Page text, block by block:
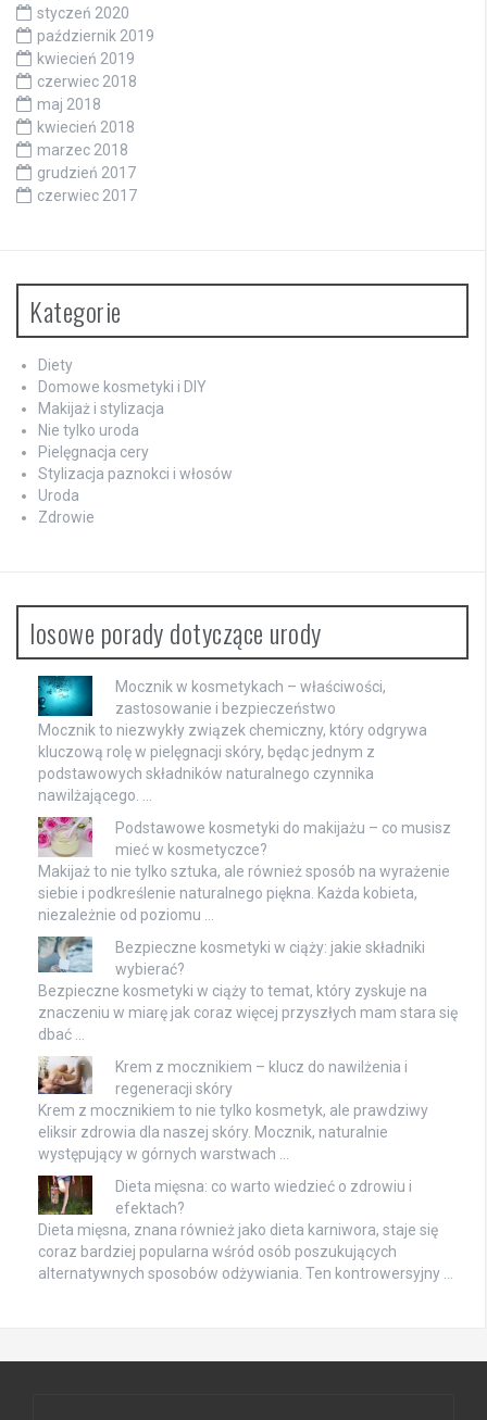
styczeń 2020
październik 2019
kwiecień 2019
czerwiec 2018
maj 2018
kwiecień 2018
marzec 2018
grudzień 2017
czerwiec 2017
Kategorie
Diety
Domowe kosmetyki i DIY
Makijaż i stylizacja
Nie tylko uroda
Pielęgnacja cery
Stylizacja paznokci i włosów
Uroda
Zdrowie
losowe porady dotyczące urody
Mocznik w kosmetykach – właściwości,
zastosowanie i bezpieczeństwo
Mocznik to niezwykły związek chemiczny, który odgrywa
kluczową rolę w pielęgnacji skóry, będąc jednym z
podstawowych składników naturalnego czynnika
nawilżającego. …
Podstawowe kosmetyki do makijażu – co musisz
mieć w kosmetyczce?
Makijaż to nie tylko sztuka, ale również sposób na wyrażenie
siebie i podkreślenie naturalnego piękna. Każda kobieta,
niezależnie od poziomu …
Bezpieczne kosmetyki w ciąży: jakie składniki
wybierać?
Bezpieczne kosmetyki w ciąży to temat, który zyskuje na
znaczeniu w miarę jak coraz więcej przyszłych mam stara się
dbać …
Krem z mocznikiem – klucz do nawilżenia i
regeneracji skóry
Krem z mocznikiem to nie tylko kosmetyk, ale prawdziwy
eliksir zdrowia dla naszej skóry. Mocznik, naturalnie
występujący w górnych warstwach …
Dieta mięsna: co warto wiedzieć o zdrowiu i
efektach?
Dieta mięsna, znana również jako dieta karniwora, staje się
coraz bardziej popularna wśród osób poszukujących
alternatywnych sposobów odżywiania. Ten kontrowersyjny …